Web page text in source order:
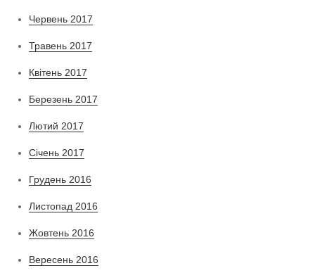
Червень 2017
Травень 2017
Квітень 2017
Березень 2017
Лютий 2017
Січень 2017
Грудень 2016
Листопад 2016
Жовтень 2016
Вересень 2016